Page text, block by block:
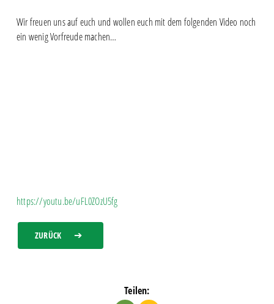
Wir freuen uns auf euch und wollen euch mit dem folgenden Video noch
ein wenig Vorfreude machen…
https://youtu.be/uFL0ZOzU5fg
ZURÜCK
Teilen: